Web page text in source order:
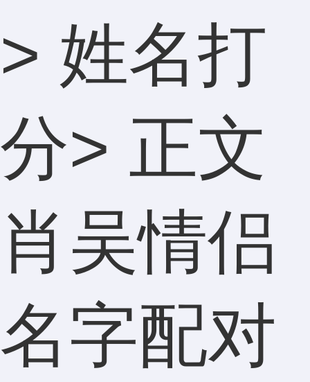
> 姓名打
分> 正文
肖吴情侣
名字配对